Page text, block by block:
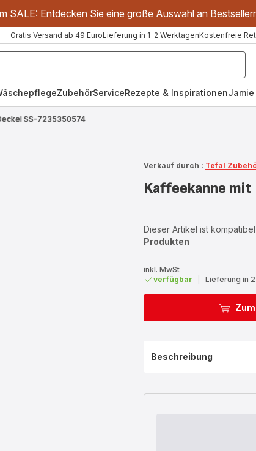
SALE: Entdecken Sie eine große Auswahl an
Gratis Versand ab 49 EuroLieferung in 1-2 WerktagenKostenfreie
ZubehörServiceRezepte & Inspirationen
SS-7235350574
Verkauf durch : Tefal
Kaffeekanne mit
Dieser Artikel ist
Produkten
inkl. MwSt
verfügbar
Lieferung in
Beschreibung